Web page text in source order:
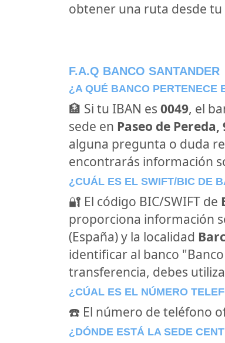
obtener una ruta desde tu
F.A.Q BANCO SANTANDER
¿A QUÉ BANCO PERTENECE
🏦 Si tu IBAN es 0049, el
sede en Paseo de
alguna pregunta o duda
encontrarás información
¿CUÁL ES EL SWIFT/BIC DE
🔐 El código BIC/SWIFT de
proporciona información
(España) y la localidad
identificar al banco
transferencia, debes
¿CÚAL ES EL NÚMERO
☎️ El número de teléfono
¿DÓNDE ESTÁ LA SEDE